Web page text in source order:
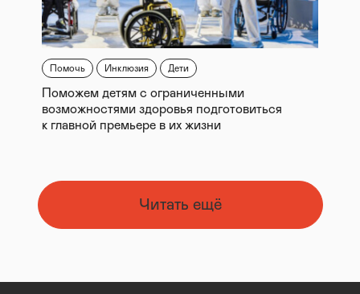
Помочь Инклюзия Дети
Поможем детям с ограниченными
возможностями здоровья подготовиться
к главной премьере в их жизни
Читать ещё